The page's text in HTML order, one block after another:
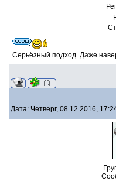
Серьёзный подход. Даже
Дата: Четверг, 08.12.2016,